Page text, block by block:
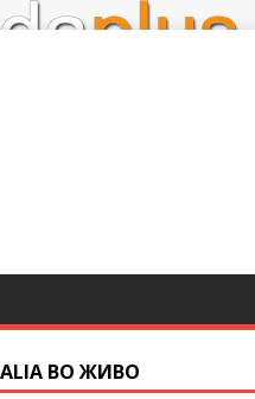
ВО ЖИВО